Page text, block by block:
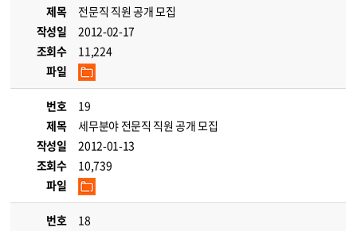
제목
전문직 직원 공개 모집
작성일
2012-02-17
조회수
11,224
파일
번호
19
제목
세무분야 전문직 직원 공개 모집
작성일
2012-01-13
조회수
10,739
파일
번호
18